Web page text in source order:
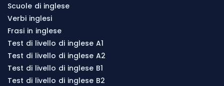
Scuole di inglese
Verbi inglesi
Frasi in inglese
Test di livello di inglese A1
Test di livello di inglese A2
Test di livello di inglese B1
Test di livello di inglese B2